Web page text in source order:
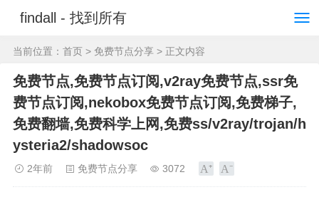
findall - 找到所有
当前位置： 首页 > 免费节点分享 > 正文内容
免费节点,免费节点订阅,v2ray免费节点,ssr免
费节点订阅,nekobox免费节点订阅,免费梯子,
免费翻墙,免费科学上网,免费ss/v2ray/trojan/h
ysteria2/shadowsoc
2年前 免费节点分享 3072